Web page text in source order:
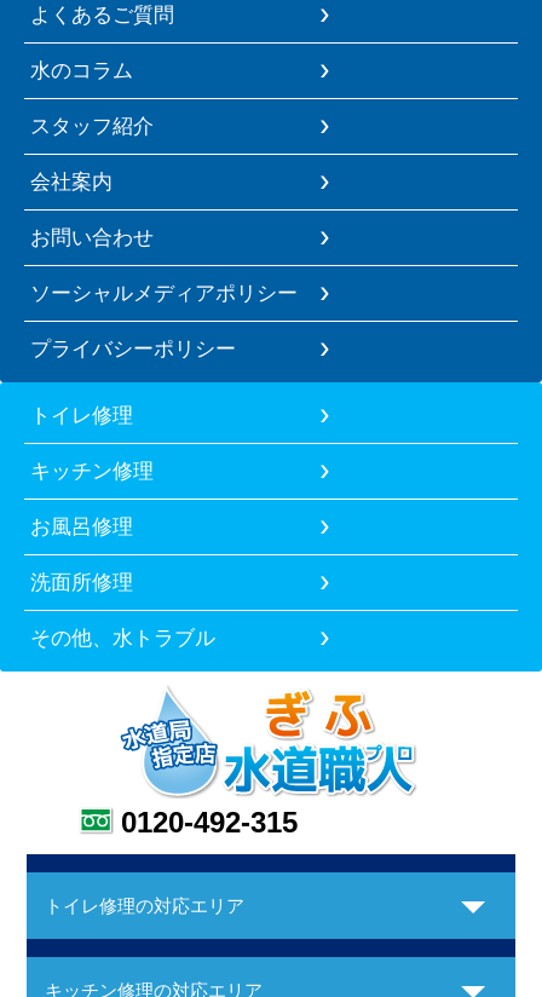
よくあるご質問
水のコラム
スタッフ紹介
会社案内
お問い合わせ
ソーシャルメディアポリシー
プライバシーポリシー
トイレ修理
キッチン修理
お風呂修理
洗面所修理
その他、水トラブル
0120-492-315
トイレ修理の対応エリア
キッチン修理の対応エリア